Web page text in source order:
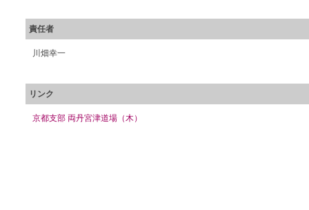
責任者
川畑幸一
リンク
京都支部 両丹宮津道場（木）